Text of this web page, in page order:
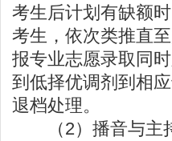
考生后计划有缺额
考生，依次类推直
报专业志愿录取同
到低择优调剂到相
退档处理。
（2）播音与主